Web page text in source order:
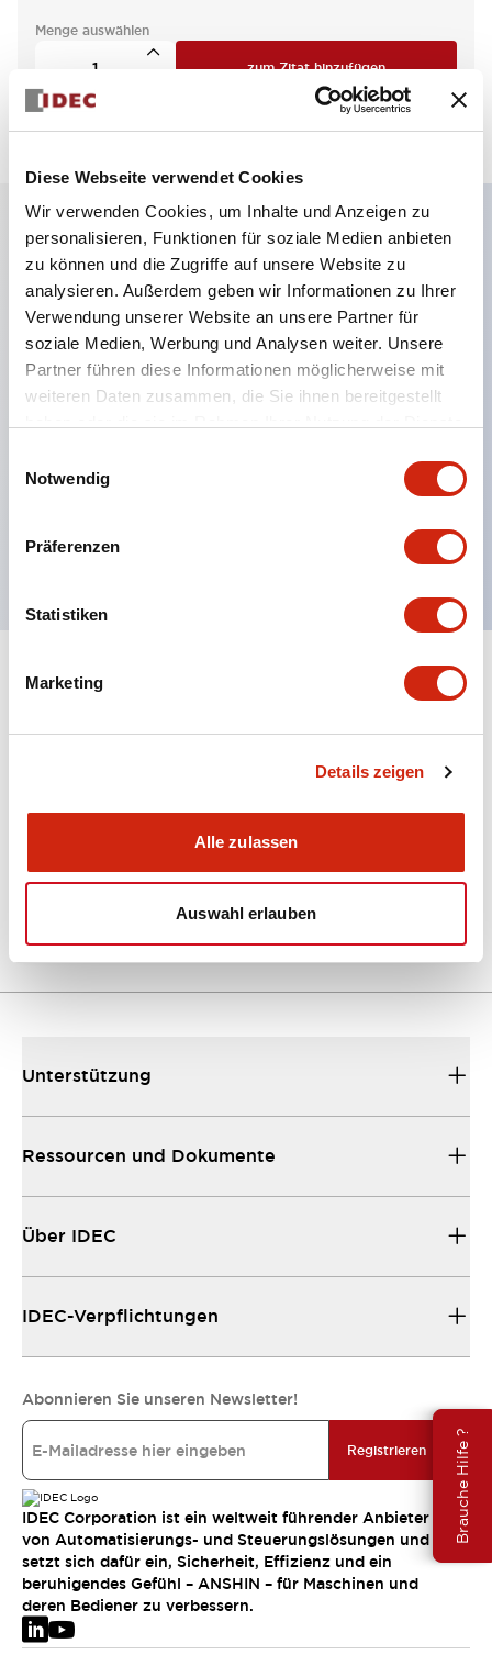
Diese Webseite verwendet Cookies
Wir verwenden Cookies, um Inhalte und Anzeigen zu
personalisieren, Funktionen für soziale Medien anbieten
zu können und die Zugriffe auf unsere Website zu
analysieren. Außerdem geben wir Informationen zu Ihrer
Verwendung unserer Website an unsere Partner für
soziale Medien, Werbung und Analysen weiter. Unsere
Partner führen diese Informationen möglicherweise mit
weiteren Daten zusammen, die Sie ihnen bereitgestellt
Notwendig
Präferenzen
Statistiken
Marketing
Details zeigen
Alle zulassen
Auswahl erlauben
Brauche Hilfe ?
Menge auswählen
zum Zitat hinzufügen
Hauptmerkmale
Anwendbar in potenziell explosionsgefährdeten
Atmosphären
Bis zu 3 Kontaktblöcke
Finger-sichere (IP20) Schraubklemmen verfügbar
Dokumente und Dateien
Bedienungsanleitung CAD-
10/10/2024.PDF5.62MB
Unterstützung
Ressourcen und Dokumente
Über IDEC
IDEC-Verpflichtungen
Abonnieren Sie unseren Newsletter!
Registrieren
IDEC Corporation ist ein weltweit führender Anbieter
von Automatisierungs- und Steuerungslösungen und
setzt sich dafür ein, Sicherheit, Effizienz und ein
beruhigendes Gefühl – ANSHIN – für Maschinen und
deren Bediener zu verbessern.